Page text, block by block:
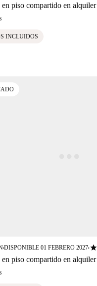
piso compartido en
INCLUIDOS
■DISPONIBLE 01 FEBRERO 2027■star
piso compartido en